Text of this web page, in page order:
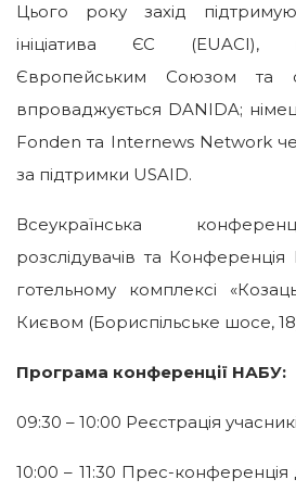
Цього року захід
ініціатива ЄС (EUACI),
Європейським Союзом та
впроваджується DANIDA;
Fonden та Internews Network
за підтримки USAID.
Всеукраїнська
розслідувачів та
готельному комплексі
Києвом (Бориспільське шосе,
Програма конференції НАБУ:
09:30 – 10:00 Реєстрація
10:00 – 11:30 Прес-конференція